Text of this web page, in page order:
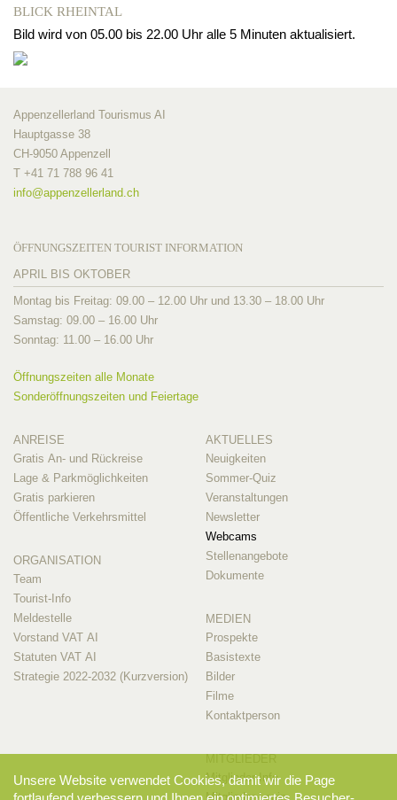
BLICK RHEINTAL
Bild wird von 05.00 bis 22.00 Uhr alle 5 Minuten aktualisiert.
Appenzellerland Tourismus AI
Hauptgasse 38
CH-9050 Appenzell
T +41 71 788 96 41
info@appenzellerland.ch
ÖFFNUNGSZEITEN TOURIST INFORMATION
APRIL BIS OKTOBER
Montag bis Freitag: 09.00 – 12.00 Uhr und 13.30 – 18.00 Uhr
Samstag: 09.00 – 16.00 Uhr
Sonntag: 11.00 – 16.00 Uhr
Öffnungszeiten alle Monate
Sonderöffnungszeiten und Feiertage
ANREISE
Gratis An- und Rückreise
Lage & Parkmöglichkeiten
Gratis parkieren
Öffentliche Verkehrsmittel
ORGANISATION
Team
Tourist-Info
Meldestelle
Vorstand VAT AI
Statuten VAT AI
Strategie 2022-2032 (Kurzversion)
AKTUELLES
Neuigkeiten
Sommer-Quiz
Veranstaltungen
Newsletter
Webcams
Stellenangebote
Dokumente
MEDIEN
Prospekte
Basistexte
Bilder
Filme
Kontaktperson
Mitglieder-Info
Mitglieder-Login
Unsere Website verwendet Cookies, damit wir die Page